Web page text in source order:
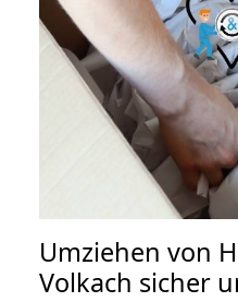
Umziehen von
Volkach sicher